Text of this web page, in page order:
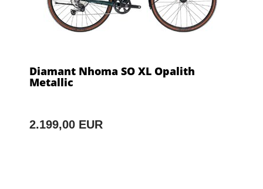
Diamant Nhoma SO XL Opalith
Metallic
2.199,00 EUR